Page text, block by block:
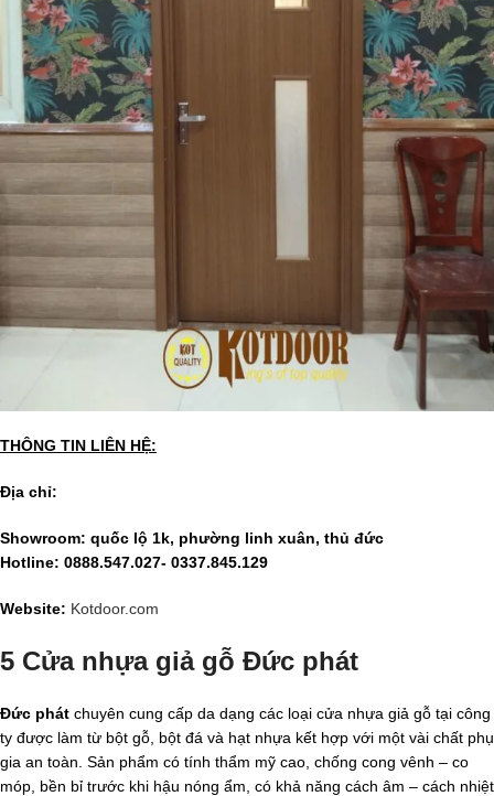
THÔNG TIN LIÊN HỆ:
Địa chỉ:
Showroom: quốc lộ 1k, phường linh xuân, thủ đức
Hotline: 0888.547.027- 0337.845.129
Website: Kotdoor.com
5 Cửa nhựa giả gỗ Đức phát
Đức phát chuyên cung cấp da dạng các loại cửa nhựa giả gỗ tại công
ty được làm từ bột gỗ, bột đá và hạt nhựa kết hợp với một vài chất phụ
gia an toàn. Sản phẩm có tính thẩm mỹ cao, chống cong vênh – co
móp, bền bỉ trước khi hậu nóng ẩm, có khả năng cách âm – cách nhiệt